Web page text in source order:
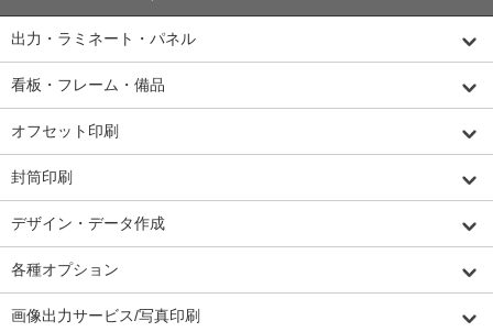
出力・ラミネート・パネル
看板・フレーム・備品
オフセット印刷
封筒印刷
デザイン・データ作成
各種オプション
画像出力サービス/写真印刷